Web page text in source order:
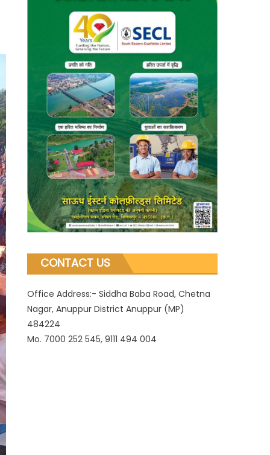
CONTACT US
Office Address:- Siddha Baba Road, Chetna
Nagar, Anuppur District Anuppur (MP)
484224
Mo. 7000 252 545, 9111 494 004